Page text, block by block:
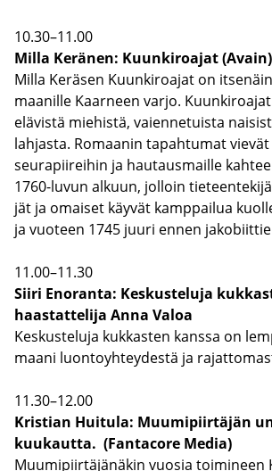
10.30–11.00
Milla Ke­rä­nen: Kuun­ki­roa­jat (Avain)
Milla Ke­rä­sen Kuun­ki­roa­jat on
maa­nil­le Kaar­neen varjo.
elä­vis­tä mie­his­tä, vai­en­ne­tuis­ta
lah­jas­ta. Ro­maa­nin ta­pah­tu­mat
seu­ra­pii­rei­hin ja hau­taus­mail­le
1760-​luvun al­kuun, jol­loin
jät ja omai­set käy­vät kamp­pai­lua
ja vuo­teen 1745 juuri ennen
11.00–11.30
Siiri Eno­ran­ta: Kes­kus­te­lu­ja
haas­tat­te­li­ja Anna Valoa
Kes­kus­te­lu­ja kuk­kas­ten kans­sa on
maa­ni luon­to­yh­tey­des­tä ja
11.30–12.00
Kris­tian Hui­tu­la: Muu­mi­piir­tä­jän
kuu­kaut­ta. (Fan­taco­re Media)
Muu­mi­piir­tä­jä­nä­kin vuo­sia toi­mi­neen